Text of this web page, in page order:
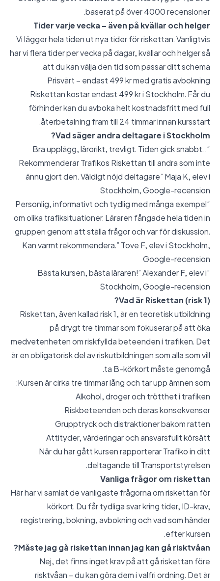
baserat på över 4000 recensioner.
Tider varje vecka – även på kvällar och helger
Vi lägger hela tiden ut nya tider för riskettan. Vanligtvis
har vi flera tider per vecka på dagar, kvällar och helger så
att du kan välja den tid som passar ditt schema.
Prisvärt – endast 499 kr med gratis avbokning
Riskettan kostar endast 499 kr i Stockholm. Får du
förhinder kan du avboka helt kostnadsfritt med full
återbetalning fram till 24 timmar innan kursstart.
Vad säger andra deltagare i Stockholm?
“Bra upplägg, lärorikt, trevligt. Tiden gick snabbt. .
Rekommenderar Trafikos Riskettan till andra som inte
ännu gjort den. Väldigt nöjd deltagare” Maja K, elev i
Stockholm,Google-recension
“Personlig, informativt och tydlig med många exempel
om olika trafiksituationer. Läraren fångade hela tiden in
gruppen genom att ställa frågor och var för diskussion.
Kan varmt rekommendera.” Tove F, elev i Stockholm,
Google-recension
“Bästa kursen, bästa läraren!” Alexander F, elev i
Stockholm,Google-recension
Vad är Riskettan (risk 1)?
Riskettan, även kallad risk 1, är en teoretisk utbildning
på drygt tre timmar som fokuserar på att öka
medvetenheten om riskfyllda beteenden i trafiken. Det
är en obligatorisk del av riskutbildningen som alla som vill
ta B-körkort måste genomgå.
Kursen är cirka tre timmar lång och tar upp ämnen som:
Alkohol, droger och trötthet i trafiken
Riskbeteenden och deras konsekvenser
Grupptryck och distraktioner bakom ratten
Attityder, värderingar och ansvarsfullt körsätt
När du har gått kursen rapporterar Trafiko in ditt
deltagande till Transportstyrelsen.
Vanliga frågor om riskettan
Här har vi samlat de vanligaste frågorna om riskettan för
körkort. Du får tydliga svar kring tider, ID-krav,
registrering, bokning, avbokning och vad som händer
efter kursen.
Måste jag gå riskettan innan jag kan gå risktvåan?
Nej, det finns inget krav på att gå riskettan före
risktvåan – du kan göra dem i valfri ordning. Det är